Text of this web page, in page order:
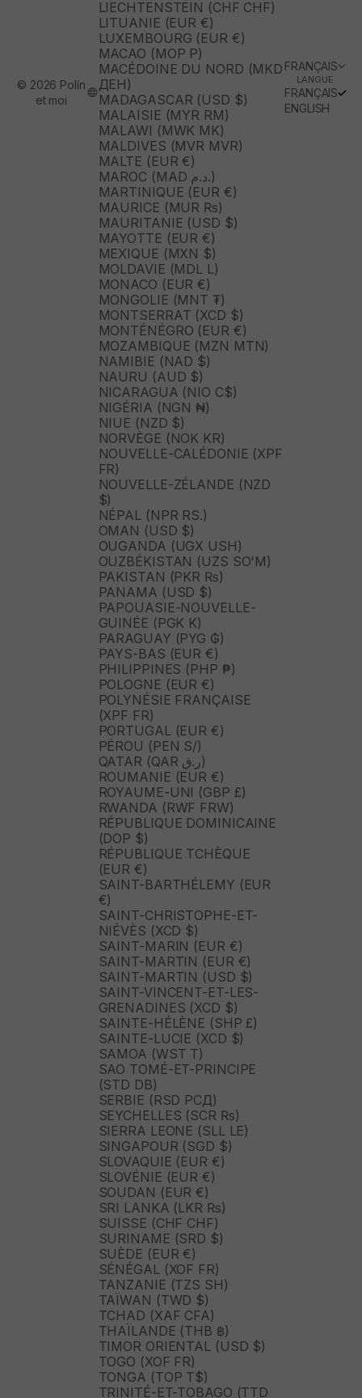
LIECHTENSTEIN (CHF CHF)
LITUANIE (EUR €)
LUXEMBOURG (EUR €)
MACAO (MOP P)
MACÉDOINE DU NORD (MKD
ДЕН)
MADAGASCAR (USD $)
MALAISIE (MYR RM)
MALAWI (MWK MK)
MALDIVES (MVR MVR)
MALTE (EUR €)
MAROC (MAD د.م.)
MARTINIQUE (EUR €)
MAURICE (MUR ₨)
MAURITANIE (USD $)
MAYOTTE (EUR €)
MEXIQUE (MXN $)
MOLDAVIE (MDL L)
MONACO (EUR €)
MONGOLIE (MNT ₮)
MONTSERRAT (XCD $)
MONTÉNÉGRO (EUR €)
MOZAMBIQUE (MZN MTN)
NAMIBIE (NAD $)
NAURU (AUD $)
NICARAGUA (NIO C$)
NIGÉRIA (NGN ₦)
NIUE (NZD $)
NORVÈGE (NOK KR)
NOUVELLE-CALÉDONIE (XPF
FR)
NOUVELLE-ZÉLANDE (NZD
$)
NÉPAL (NPR RS.)
OMAN (USD $)
OUGANDA (UGX USH)
OUZBÉKISTAN (UZS SO'M)
PAKISTAN (PKR ₨)
PANAMA (USD $)
PAPOUASIE-NOUVELLE-
GUINÉE (PGK K)
PARAGUAY (PYG ₲)
PAYS-BAS (EUR €)
PHILIPPINES (PHP ₱)
POLOGNE (EUR €)
POLYNÉSIE FRANÇAISE
(XPF FR)
PORTUGAL (EUR €)
PÉROU (PEN S/)
QATAR (QAR ر.ق)
ROUMANIE (EUR €)
ROYAUME-UNI (GBP £)
RWANDA (RWF FRW)
RÉPUBLIQUE DOMINICAINE
(DOP $)
RÉPUBLIQUE TCHÈQUE
(EUR €)
SAINT-BARTHÉLEMY (EUR
€)
SAINT-CHRISTOPHE-ET-
NIÉVÈS (XCD $)
SAINT-MARIN (EUR €)
SAINT-MARTIN (EUR €)
SAINT-MARTIN (USD $)
SAINT-VINCENT-ET-LES-
GRENADINES (XCD $)
SAINTE-HÉLÈNE (SHP £)
SAINTE-LUCIE (XCD $)
SAMOA (WST T)
SAO TOMÉ-ET-PRINCIPE
(STD DB)
SERBIE (RSD РСД)
SEYCHELLES (SCR ₨)
SIERRA LEONE (SLL LE)
SINGAPOUR (SGD $)
SLOVAQUIE (EUR €)
SLOVÉNIE (EUR €)
SOUDAN (EUR €)
SRI LANKA (LKR ₨)
SUISSE (CHF CHF)
SURINAME (SRD $)
SUÈDE (EUR €)
SÉNÉGAL (XOF FR)
TANZANIE (TZS SH)
TAÏWAN (TWD $)
TCHAD (XAF CFA)
THAÏLANDE (THB ฿)
TIMOR ORIENTAL (USD $)
TOGO (XOF FR)
TONGA (TOP T$)
TRINITÉ-ET-TOBAGO (TTD
FRANÇAIS
LANGUE
FRANÇAIS
ENGLISH
© 2026 Polín
et moi